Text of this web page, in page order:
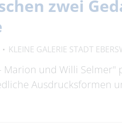
zwei
KLEINE GALERIE STADT
Marion und Willi
Ausdrucksformen